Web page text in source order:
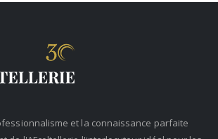
et la connaissance parfaite